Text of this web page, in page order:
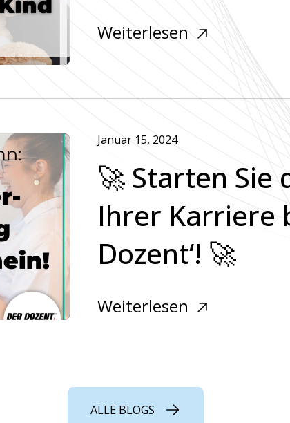
Weiterlesen
Januar 15, 2024
🚀 Starten Sie
Ihrer Karriere
Dozent‘! 🚀
Weiterlesen
ALLE BLOGS